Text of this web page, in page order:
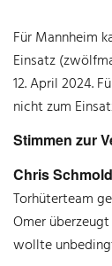
Für Mannheim
Einsatz
12. April 2024.
nicht zum
Stimmen zur
Chris
Torhüterteam
Omer
wollte